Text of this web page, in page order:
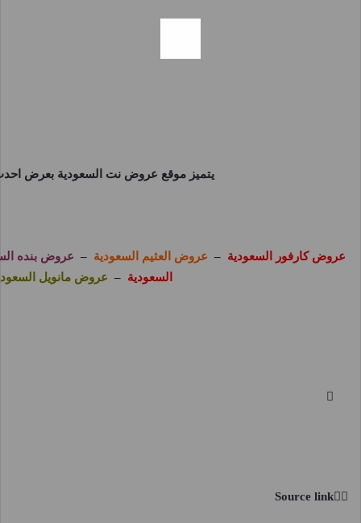
يتميز موقع عروض نت السعودية بعرض
عروض كارفور السعودية – عروض العثيم السعودية – عروض بنده
السعودية – عروض مانويل
Source link